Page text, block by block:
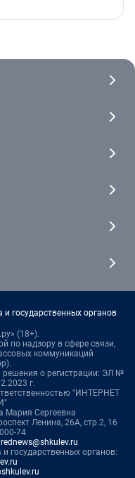
государственных органов
(18+).
по надзору в сфере связи,
коммуникаций
решения о регистрации: ЭЛ №
г.
"ИНТЕРНЕТ
Мария Сергеевна
Ленина, 26А, стр.2, 16
74
rednews@shkulev.ru
государственных органов: